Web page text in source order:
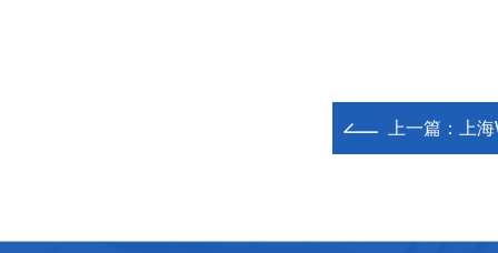
上一篇： 上